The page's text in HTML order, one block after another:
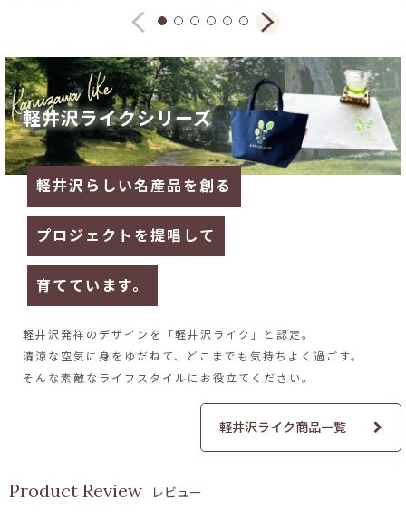
軽井沢ライクシリーズ
軽井沢らしい名産品を創る
プロジェクトを提唱して
育てています。
軽井沢発祥のデザインを
「軽井沢ライク」と認定。
清涼な空気に身をゆだねて、
どこまでも気持ちよく過ごす。
そんな素敵なライフスタイルに お役立てください。
軽井沢ライク商品一覧
レビュー